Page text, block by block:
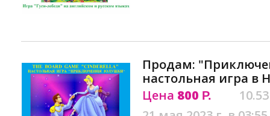
Продам:
настольная игра в
Цена 800 Р.